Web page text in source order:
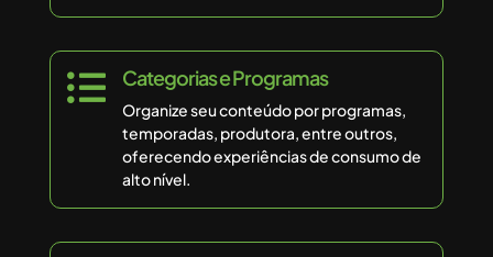
 Categorias e Programas
Organize seu conteúdo por programas,
temporadas, produtora, entre outros,
oferecendo experiências de consumo de
alto nível.